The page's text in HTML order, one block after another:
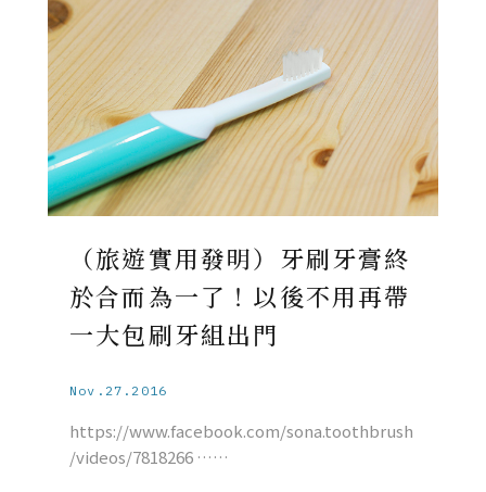
（旅遊實用發明）牙刷牙膏終
於合而為一了！以後不用再帶
一大包刷牙組出門
Nov.27.2016
https://www.facebook.com/sona.toothbrush
/videos/7818266 ……